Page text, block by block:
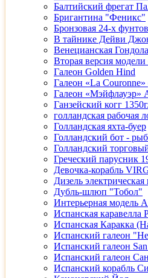
Балтийский фрегат
Бригантина "Феникс"
Бронзовая 24-х
В тайнике Дейви
Венецианская Гондола
Вторая версия
Галеон Golden Hind
Галеон «La
Галеон «Мэйфлауэр»
Ганзейский когг 1350г.
голландская рабочая
Голландская яхта-буер
Голландский бот -
Голландский
Греческий парусник
Девочка-корабль
Дизель
Дубль-шлюп "Тобол"
Интерьерная модель
Испанская каравелла
Испанская Каракка
Испанский галеон
Испанский галеон
Испанский галеон
Испанский корабль